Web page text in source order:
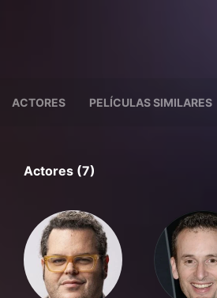
ACTORES PELÍCULAS SIMILARES
Actores (7)